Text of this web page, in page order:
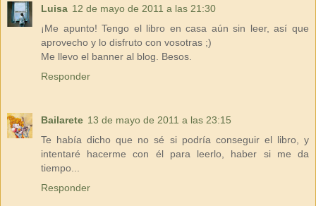
Luisa 12 de mayo de 2011 a las 21:30
¡Me apunto! Tengo el libro en casa aún sin leer, así que
aprovecho y lo disfruto con vosotras ;)
Me llevo el banner al blog. Besos.
Responder
Bailarete 13 de mayo de 2011 a las 23:15
Te había dicho que no sé si podría conseguir el libro, y
intentaré hacerme con él para leerlo, haber si me da
tiempo...
Responder